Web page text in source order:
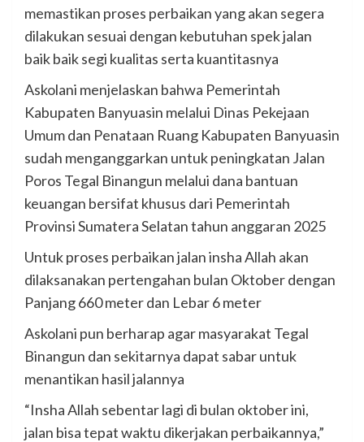
memastikan proses perbaikan yang akan segera
dilakukan sesuai dengan kebutuhan spek jalan
baik baik segi kualitas serta kuantitasnya
Askolani menjelaskan bahwa Pemerintah
Kabupaten Banyuasin melalui Dinas Pekejaan
Umum dan Penataan Ruang Kabupaten Banyuasin
sudah menganggarkan untuk peningkatan Jalan
Poros Tegal Binangun melalui dana bantuan
keuangan bersifat khusus dari Pemerintah
Provinsi Sumatera Selatan tahun anggaran 2025
Untuk proses perbaikan jalan insha Allah akan
dilaksanakan pertengahan bulan Oktober dengan
Panjang 660 meter dan Lebar 6 meter
Askolani pun berharap agar masyarakat Tegal
Binangun dan sekitarnya dapat sabar untuk
menantikan hasil jalannya
“Insha Allah sebentar lagi di bulan oktober ini,
jalan bisa tepat waktu dikerjakan perbaikannya,”